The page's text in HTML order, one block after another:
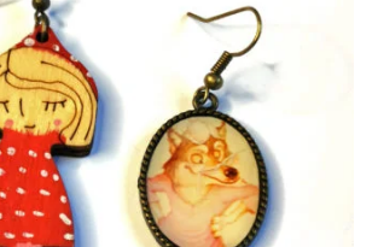
vie de jeune fille – EVJF
artistique adulte
enfant
maquillage enfant